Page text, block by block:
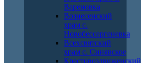
Вареновка
Вознесенский
храм с.
Новобессергеневка
Всехсвятский
храм с. Синявское
Крестовоздвиженский